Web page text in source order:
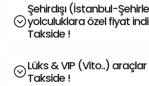
Şehirdışı (İstanbul-
yolculuklara özel fiyat
Takside !
Lüks & VIP (Vito..)
Takside !